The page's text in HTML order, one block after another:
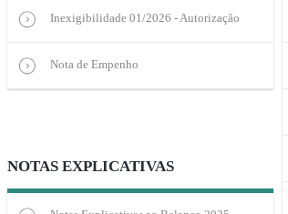
Inexigibilidade 01/2026 - Autorização
Nota de Empenho
NOTAS EXPLICATIVAS